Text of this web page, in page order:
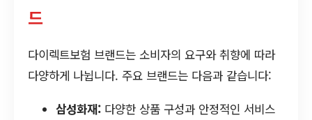
드
다이렉트보험 브랜드는 소비자의 요구와 취향에 따라
다양하게 나뉩니다. 주요 브랜드는 다음과 같습니다:
삼성화재: 다양한 상품 구성과 안정적인 서비스